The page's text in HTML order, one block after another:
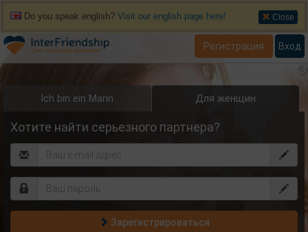
Close
Do you speak english? Visit our english page here!
Ich bin ein Mann Для женщин
Хотите найти серьезного партнера?
Зарегистрироваться
Регистрация Вход